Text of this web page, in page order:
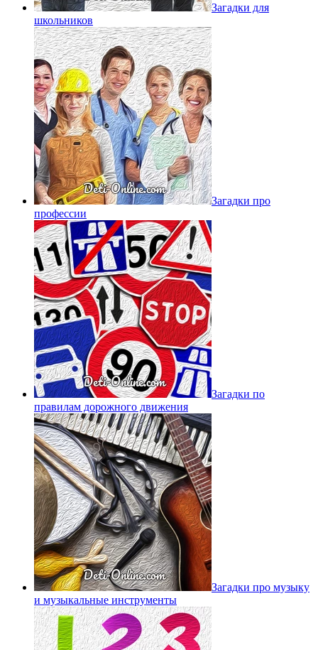
Загадки для
школьников
Загадки про
профессии
Загадки по
правилам дорожного движения
Загадки про музыку
и музыкальные инструменты